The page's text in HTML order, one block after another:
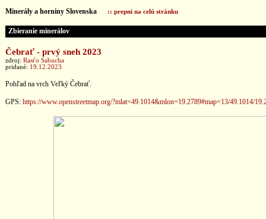
Minerály a horniny Slovenska :: prepni na celú stránku
Zbieranie minerálov
Čebrať - prvý sneh 2023
zdroj: Rasťo Sabucha
pridané: 19.12.2023
Pohľad na vrch Veľký Čebrať.
GPS: https://www.openstreetmap.org/?mlat=49.1014&mlon=19.2789#map=13/49.1014/